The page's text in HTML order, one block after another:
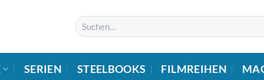
Suchen
nach:
SERIEN STEELBOOKS FILMREIHEN